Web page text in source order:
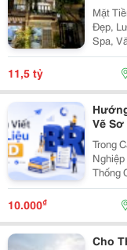
Mặt
Đẹp,
Spa,
Thuê. Ưu Điểm
11,5 tỷ
Vẽ
Trong
Thống
Tiên
Vào
10.000₫
Cho